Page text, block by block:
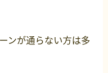
ンが通らない方は多